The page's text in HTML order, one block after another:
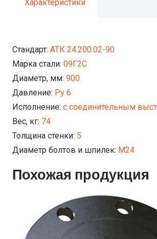
Характеристики
Стандарт: АТК 24.200.02-90
Марка стали: 09Г2С
Диаметр, мм: 900
Давление: Ру 6
Исполнение: с соединительным
Вес, кг: 74
Толщина стенки: 5
Диаметр болтов и шпилек: М24
Похожая продукция